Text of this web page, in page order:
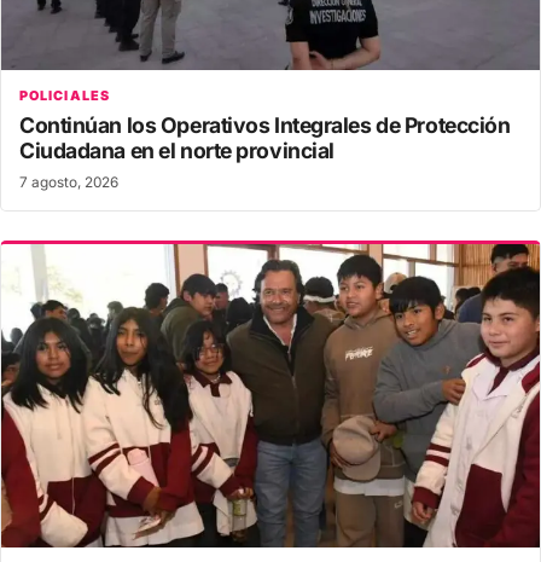
POLICIALES
Continúan los Operativos Integrales de Protección
Ciudadana en el norte provincial
7 agosto, 2026